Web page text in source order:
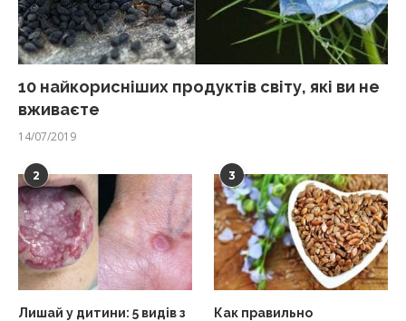
10 найкорисніших продуктів світу, які ви не
вживаєте
14/07/2019
2
Лишай у дитини: 5 видів з
3
Как правильно